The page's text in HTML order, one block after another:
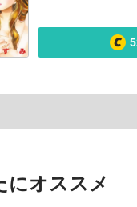
にオススメ